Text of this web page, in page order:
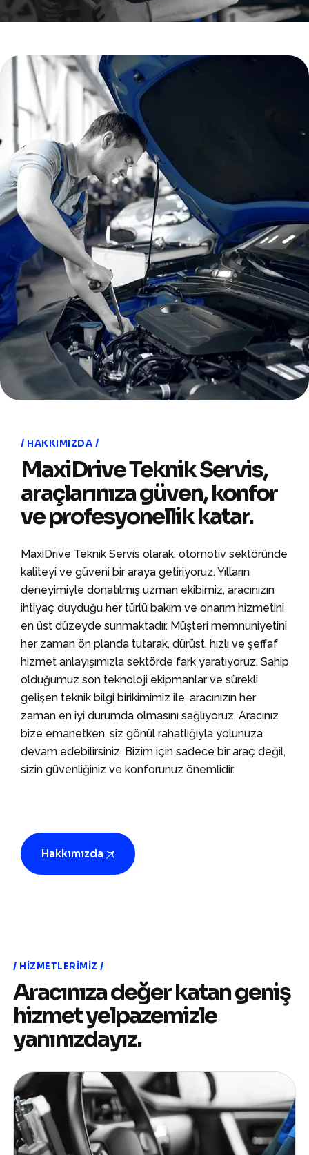
HAKKIMIZDA
MaxiDrive Teknik Servis,
araçlarınıza güven, konfor
ve profesyonellik katar.
MaxiDrive Teknik Servis olarak, otomotiv sektöründe
kaliteyi ve güveni bir araya getiriyoruz. Yılların
deneyimiyle donatılmış uzman ekibimiz, aracınızın
ihtiyaç duyduğu her türlü bakım ve onarım hizmetini
en üst düzeyde sunmaktadır. Müşteri memnuniyetini
her zaman ön planda tutarak, dürüst, hızlı ve şeffaf
hizmet anlayışımızla sektörde fark yaratıyoruz. Sahip
olduğumuz son teknoloji ekipmanlar ve sürekli
gelişen teknik bilgi birikimimiz ile, aracınızın her
zaman en iyi durumda olmasını sağlıyoruz. Aracınız
bize emanetken, siz gönül rahatlığıyla yolunuza
devam edebilirsiniz. Bizim için sadece bir araç değil,
sizin güvenliğiniz ve konforunuz önemlidir.
Hakkımızda
HIZMETLERIMIZ
Aracınıza değer katan geniş
hizmet yelpazemizle
yanınızdayız.